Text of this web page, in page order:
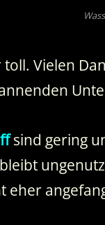
Vielen
sind gering
bleibt